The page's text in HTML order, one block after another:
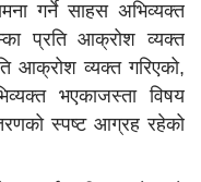
गर्ने साहस अभिव्यक्त
प्रति आक्रोश व्यक्त
आक्रोश व्यक्त गरिएको,
भएकाजस्ता विषय
स्पष्ट आग्रह रहेको